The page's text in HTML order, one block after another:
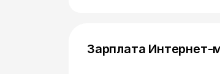
Зарплата Интернет-